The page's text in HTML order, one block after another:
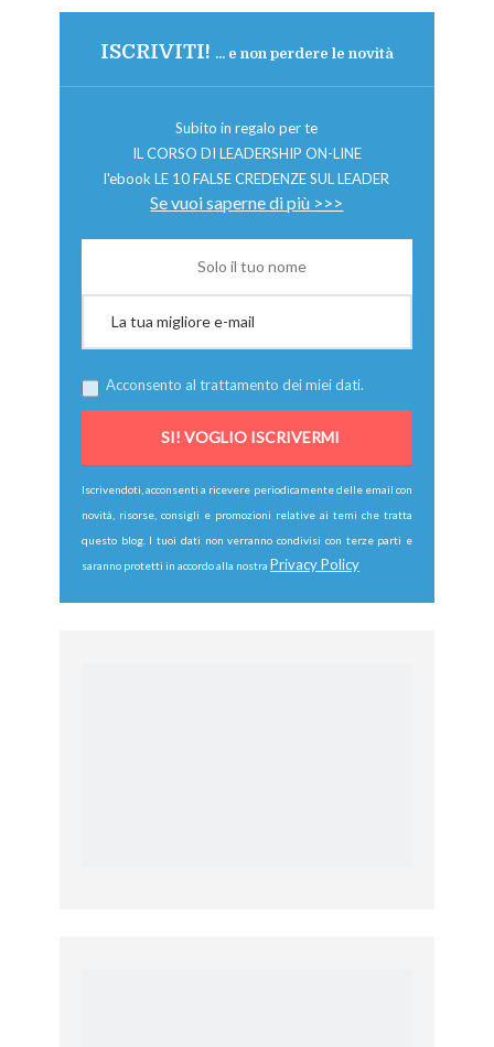
ISCRIVITI! ... e non perdere le novità
Subito in regalo per te
IL CORSO DI LEADERSHIP ON-LINE
l'ebook LE 10 FALSE CREDENZE SUL LEADER
Se vuoi saperne di più >>>
Acconsento al trattamento dei miei dati.
Iscrivendoti, acconsenti a ricevere periodicamente delle email con
novità, risorse, consigli e promozioni relative ai temi che tratta
questo blog. I tuoi dati non verranno condivisi con terze parti e
saranno protetti in accordo alla nostra Privacy Policy